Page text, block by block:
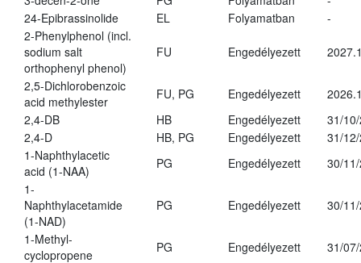
24-Epibrassinolide
EL Folyamatban
-
2-Phenylphenol (incl.
sodium salt
orthophenyl phenol)
FU Engedélyezett
2,5-Dichlorobenzoic
acid methylester
FU, PG Engedélyezett
2,4-DB
HB Engedélyezett
31/
2,4-D
HB, PG Engedélyezett
31/
1-Naphthylacetic
acid (1-NAA)
PG Engedélyezett
30/
1-
Naphthylacetamide
(1-NAD)
PG Engedélyezett 30/
1-Methyl-
cyclopropene
PG Engedélyezett
31/